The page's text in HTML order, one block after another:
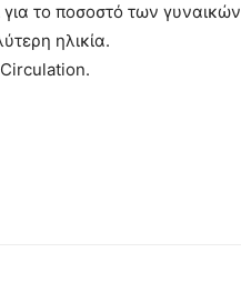
το ποσοστό των γυναικών
ηλικία.